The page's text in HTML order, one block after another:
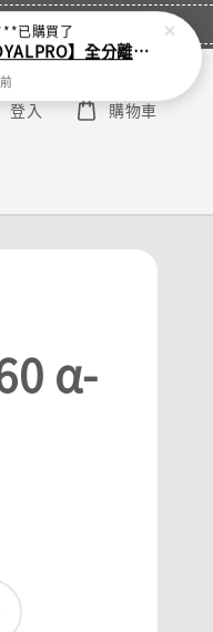
登入 購物車
α-
已購買了
【ROYALPRO】全分離乳清蛋白-1KG -多口味任選｜可加購湯匙